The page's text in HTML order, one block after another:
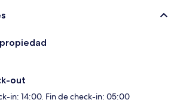
out
in: 14:00. Fin de check-in: 05:00